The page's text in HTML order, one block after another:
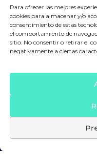
Para ofrecer las mejores
cookies para almacenar y/o
consentimiento de estas
el comportamiento de
sitio. No consentir o retirar el
negativamente a ciertas
Patrocinadores